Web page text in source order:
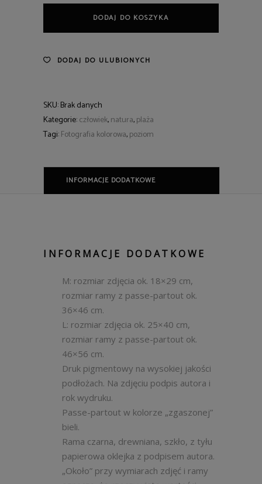
quantity
DODAJ DO KOSZYKA
DODAJ DO ULUBIONYCH
SKU:Brak danych
Kategorie:człowiek,natura,plaża
Tagi:Fotografia kolorowa,poziom
INFORMACJE DODATKOWE
INFORMACJE DODATKOWE
M: rozmiar zdjęcia ok. 18×29 cm,
rozmiar ramy z passe-partout ok.
36×46 cm.
L: rozmiar zdjęcia ok. 25×40 cm,
rozmiar ramy z passe-partout ok.
46×56 cm.
Druk pigmentowy na wysokiej jakości
podłożach. Na zdjęciu podpis autora i
rok wydruku.
Passe-partout w kolorze „zgaszonej”
bieli.
Rama czarna, drewniana, szkło, z tyłu
papierowa oklejka z podpisem autora.
„Około” przy wymiarach zdjęć i ramy